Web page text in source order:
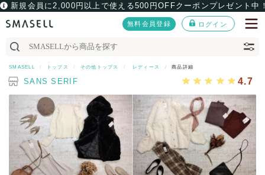
新規会員に2,000円以上で使える500円OFFクーポンプレゼント中
無料会員登録 ログイン
SMASELL トップス その他トップス レディース 商品詳細
SANS SERIF 4.7